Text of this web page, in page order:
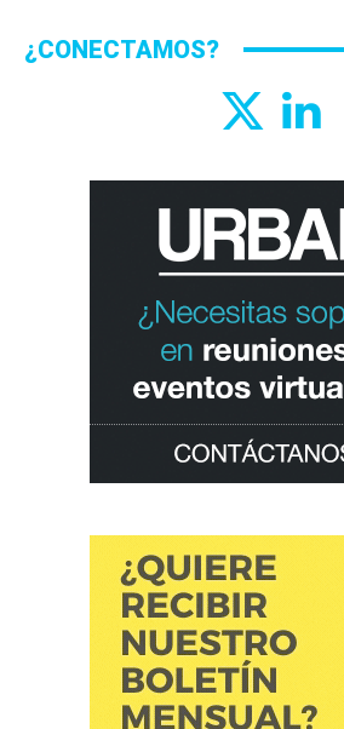
¿CONECTAMOS?